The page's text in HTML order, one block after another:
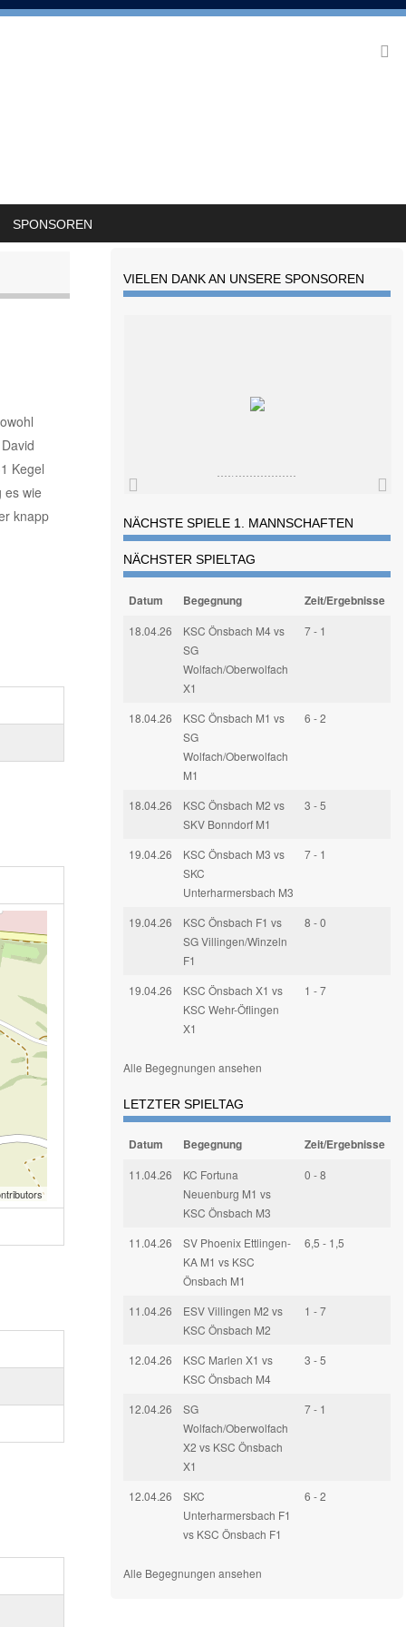
SPONSOREN
Kegel
es wie
knapp
VIELEN DANK AN UNSERE SPONSOREN
NÄCHSTE SPIELE 1. MANNSCHAFTEN
NÄCHSTER SPIELTAG
Datum Begegnung Zeit/Ergebnisse
18.04.26
KSC Önsbach M4 vs
SG
Wolfach/Oberwolfach
X1
7 - 1
18.04.26
KSC Önsbach M1 vs
SG
Wolfach/Oberwolfach
M1
6 - 2
18.04.26
KSC Önsbach M2 vs
SKV Bonndorf M1
3 - 5
19.04.26
KSC Önsbach M3 vs
SKC
Unterharmersbach M3
7 - 1
19.04.26
KSC Önsbach F1 vs
SG Villingen/Winzeln
F1
8 - 0
19.04.26
KSC Önsbach X1 vs
KSC Wehr-Öflingen
X1
1 - 7
Alle Begegnungen ansehen
LETZTER SPIELTAG
Datum Begegnung Zeit/Ergebnisse
11.04.26
KC Fortuna
Neuenburg M1 vs
KSC Önsbach M3
0 - 8
11.04.26
SV Phoenix Ettlingen-
KA M1 vs KSC
Önsbach M1
6,5 - 1,5
11.04.26
ESV Villingen M2 vs
KSC Önsbach M2
1 - 7
12.04.26
KSC Marlen X1 vs
KSC Önsbach M4
3 - 5
12.04.26
SG
Wolfach/Oberwolfach
X2 vs KSC Önsbach
X1
7 - 1
12.04.26
SKC
Unterharmersbach F1
vs KSC Önsbach F1
6 - 2
Alle Begegnungen ansehen